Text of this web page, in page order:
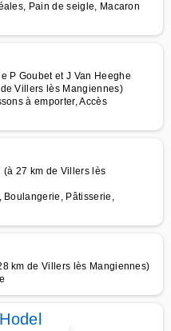
Pain de seigle, Macaron
P Goubet et J Van Heeghe
Villers lès Mangiennes)
à emporter, Accès
(à 27 km de Villers lès
Boulangerie, Pâtisserie,
km de Villers lès Mangiennes)